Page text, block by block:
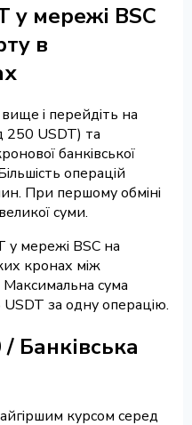
у мережі BSC
в
і перейдіть на
250 USDT) та
банківської
операцій
При першому обміні
суми.
у мережі BSC на
кронах між
сума
за одну операцію.
Банківська
курсом серед